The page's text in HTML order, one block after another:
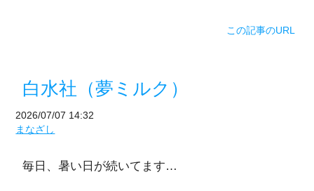
この記事のURL
白水社（夢ミルク）
2026/07/07 14:32
まなざし
毎日、暑い日が続いてます…